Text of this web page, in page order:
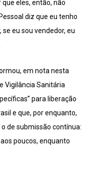
eles, então, não
diz que eu tenho
se eu sou vendedor, eu
em nota nesta
Vigilância Sanitária
para liberação
e que, por enquanto,
de submissão contínua:
poucos, enquanto